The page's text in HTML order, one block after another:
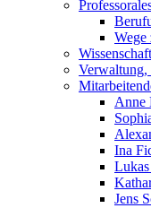
Wege
Verwaltung,
Anne
Ina
Jens